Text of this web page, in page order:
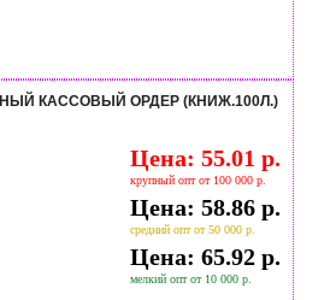
КАССОВЫЙ ОРДЕР (КНИЖ.100Л.)
Цена: 55.01 р.
крупный опт от 100 000 р.
Цена: 58.86 р.
средний опт от 50 000 р.
Цена: 65.92 р.
мелкий опт от 10 000 р.